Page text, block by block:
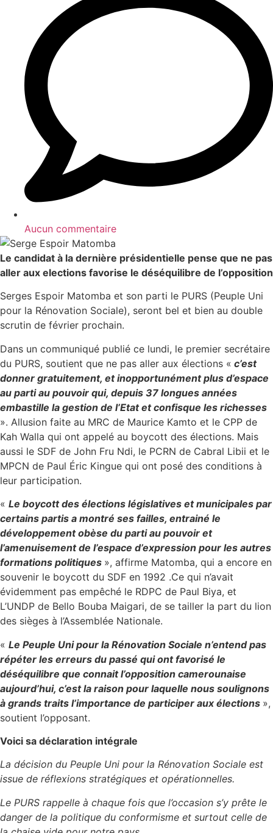
Aucun commentaire
Le candidat à la dernière présidentielle pense que ne pas
aller aux elections favorise le déséquilibre de l’opposition
Serges Espoir Matomba et son parti le PURS (Peuple Uni
pour la Rénovation Sociale), seront bel et bien au double
scrutin de février prochain.
Dans un communiqué publié ce lundi, le premier secrétaire
du PURS, soutient que ne pas aller aux élections « c’est
donner gratuitement, et inopportunément plus d’espace
au parti au pouvoir qui, depuis 37 longues années
embastille la gestion de l’Etat et confisque les richesses
». Allusion faite au MRC de Maurice Kamto et le CPP de
Kah Walla qui ont appelé au boycott des élections. Mais
aussi le SDF de John Fru Ndi, le PCRN de Cabral Libii et le
MPCN de Paul Éric Kingue qui ont posé des conditions à
leur participation.
« Le boycott des élections législatives et municipales par
certains partis a montré ses failles, entrainé le
développement obèse du parti au pouvoir et
l’amenuisement de l’espace d’expression pour les autres
formations politiques », affirme Matomba, qui a encore en
souvenir le boycott du SDF en 1992 .Ce qui n’avait
évidemment pas empêché le RDPC de Paul Biya, et
L’UNDP de Bello Bouba Maigari, de se tailler la part du lion
des sièges à l’Assemblée Nationale.
« Le Peuple Uni pour la Rénovation Sociale n’entend pas
répéter les erreurs du passé qui ont favorisé le
déséquilibre que connait l’opposition camerounaise
aujourd’hui, c’est la raison pour laquelle nous soulignons
à grands traits l’importance de participer aux élections »,
soutient l’opposant.
Voici sa déclaration intégrale
La décision du Peuple Uni pour la Rénovation Sociale est
issue de réflexions stratégiques et opérationnelles.
Le PURS rappelle à chaque fois que l’occasion s’y prête le
danger de la politique du conformisme et surtout celle de